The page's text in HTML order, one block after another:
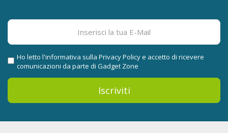
Iscriviti
Ho letto l'informativa sulla Privacy Policye accetto di ricevere
comunicazioni da parte di Gadget Zone